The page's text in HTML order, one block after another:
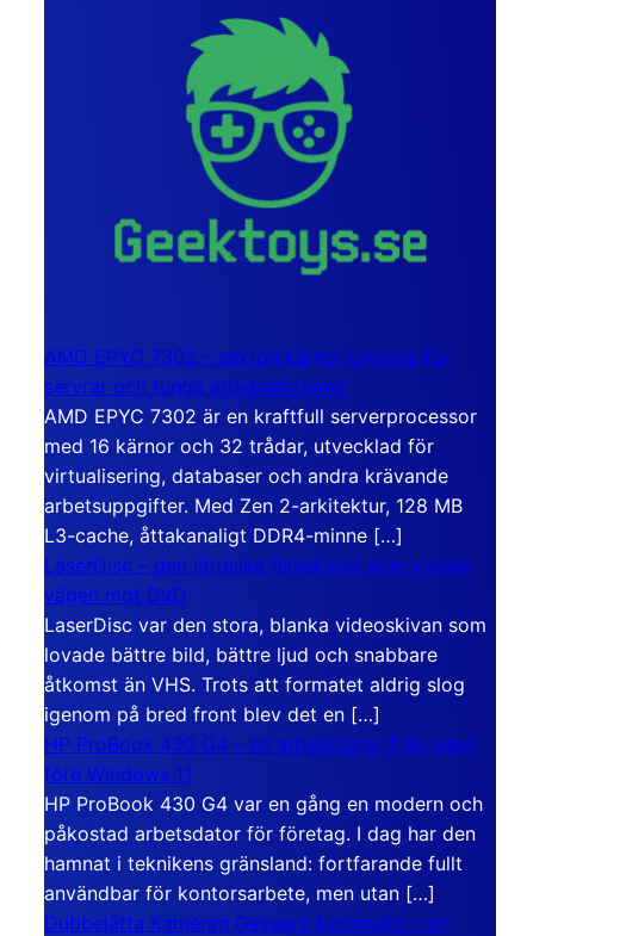
AMD EPYC 7302 – sexton kärnor byggda för
servrar och tunga arbetsstationer
AMD EPYC 7302 är en kraftfull serverprocessor
med 16 kärnor och 32 trådar, utvecklad för
virtualisering, databaser och andra krävande
arbetsuppgifter. Med Zen 2-arkitektur, 128 MB
L3-cache, åttakanaligt DDR4-minne […]
LaserDisc – den jättelika filmskivan som visade
vägen mot DVD
LaserDisc var den stora, blanka videoskivan som
lovade bättre bild, bättre ljud och snabbare
åtkomst än VHS. Trots att formatet aldrig slog
igenom på bred front blev det en […]
HP ProBook 430 G4 – en arbetsdator från tiden
före Windows 11
HP ProBook 430 G4 var en gång en modern och
påkostad arbetsdator för företag. I dag har den
hamnat i teknikens gränsland: fortfarande fullt
användbar för kontorsarbete, men utan […]
Dubbelåtta Kameran Gevaert Automatic – en